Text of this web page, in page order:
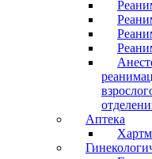
Аптека